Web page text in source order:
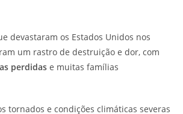
devastaram os Estados Unidos nos
um rastro de destruição e dor, com
perdidas e muitas famílias
tornados e condições climáticas severas